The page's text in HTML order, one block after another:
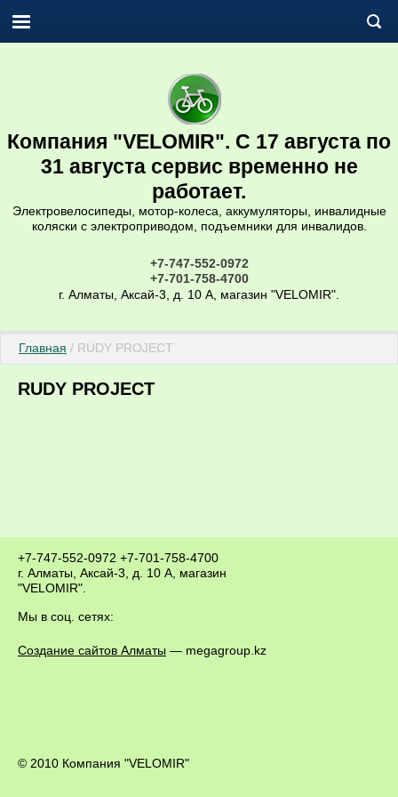
Компания "VELOMIR". С 17 августа по
31 августа сервис временно не
работает.
Электровелосипеды, мотор-колеса, аккумуляторы, инвалидные
коляски с электроприводом, подъемники для инвалидов.
+7-747-552-0972
+7-701-758-4700
г. Алматы, Аксай-3, д. 10 А, магазин "VELOMIR".
Главная / RUDY PROJECT
RUDY PROJECT
+7-747-552-0972 +7-701-758-4700
г. Алматы, Аксай-3, д. 10 А, магазин
"VELOMIR".
Мы в соц. сетях:
Создание сайтов Алматы — megagroup.kz
© 2010 Компания "VELOMIR"